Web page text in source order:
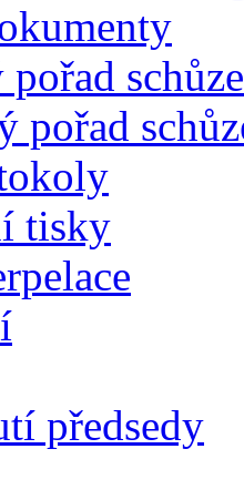
schůze
pořad
tisky
předsedy